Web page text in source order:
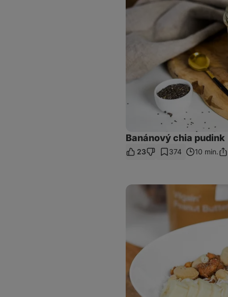
Banánový chia pudink
23 374 10 min.
Jogurtový